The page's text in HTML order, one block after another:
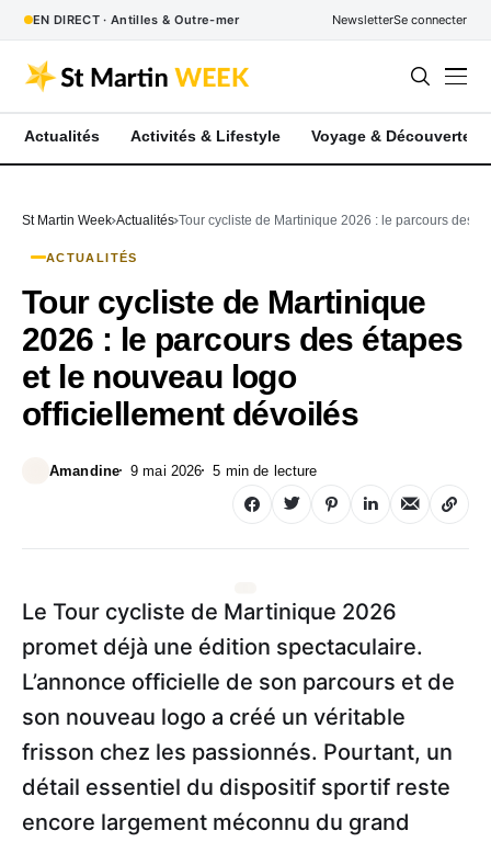
EN DIRECT · Antilles & Outre-mer NewsletterSe connecter
Actualités Activités & Lifestyle Voyage & Découverte
St Martin Week Actualités Tour cycliste de Martinique 2026 : le parcours des
ACTUALITÉS
Tour cycliste de Martinique
2026 : le parcours des étapes
et le nouveau logo
officiellement dévoilés
Amandine 9 mai 2026 5 min de lecture
Le Tour cycliste de Martinique 2026
promet déjà une édition spectaculaire.
L’annonce officielle de son parcours et de
son nouveau logo a créé un véritable
frisson chez les passionnés. Pourtant, un
détail essentiel du dispositif sportif reste
encore largement méconnu du grand